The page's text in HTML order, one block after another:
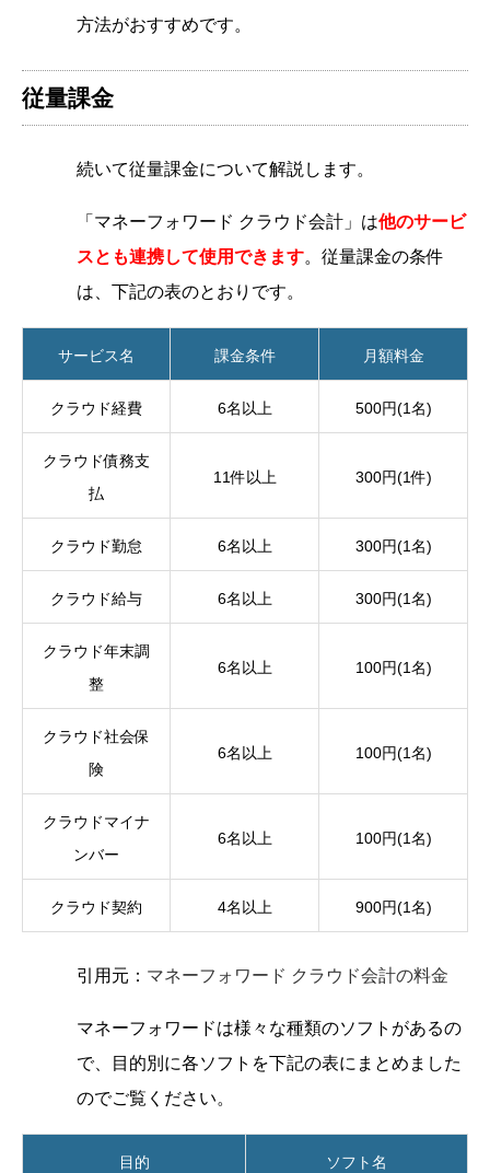
方法がおすすめです。
従量課金
続いて従量課金について解説します。
「マネーフォワード クラウド会計」は他のサービ
スとも連携して使用できます。従量課金の条件
は、下記の表のとおりです。
サービス名 課金条件 月額料金
クラウド経費 6名以上 500円(1名)
クラウド債務支
払
11件以上 300円(1件)
クラウド勤怠 6名以上 300円(1名)
クラウド給与 6名以上 300円(1名)
クラウド年末調
整
6名以上 100円(1名)
クラウド社会保
険
6名以上 100円(1名)
クラウドマイナ
ンバー
6名以上 100円(1名)
クラウド契約 4名以上 900円(1名)
引用元： マネーフォワード クラウド会計の料金
マネーフォワードは様々な種類のソフトがあるの
で、目的別に各ソフトを下記の表にまとめました
のでご覧ください。
目的 ソフト名